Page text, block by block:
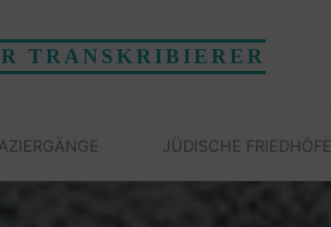
TRANSKRIBIERER
JÜDISCHE FRIEDHÖFE